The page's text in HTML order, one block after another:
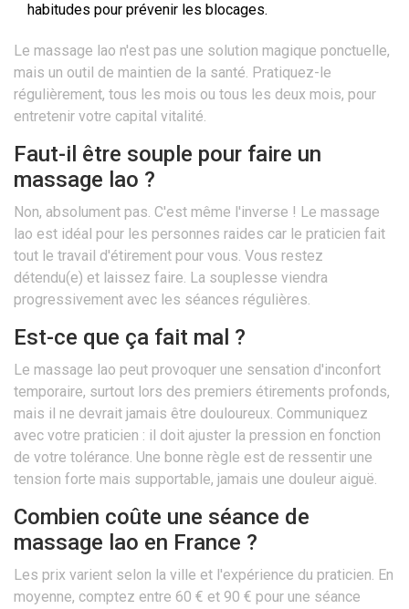
habitudes pour prévenir les blocages.
Le massage lao n'est pas une solution magique ponctuelle,
mais un outil de maintien de la santé. Pratiquez-le
régulièrement, tous les mois ou tous les deux mois, pour
entretenir votre capital vitalité.
Faut-il être souple pour faire un
massage lao ?
Non, absolument pas. C'est même l'inverse ! Le massage
lao est idéal pour les personnes raides car le praticien fait
tout le travail d'étirement pour vous. Vous restez
détendu(e) et laissez faire. La souplesse viendra
progressivement avec les séances régulières.
Est-ce que ça fait mal ?
Le massage lao peut provoquer une sensation d'inconfort
temporaire, surtout lors des premiers étirements profonds,
mais il ne devrait jamais être douloureux. Communiquez
avec votre praticien : il doit ajuster la pression en fonction
de votre tolérance. Une bonne règle est de ressentir une
tension forte mais supportable, jamais une douleur aiguë.
Combien coûte une séance de
massage lao en France ?
Les prix varient selon la ville et l'expérience du praticien. En
moyenne, comptez entre 60 € et 90 € pour une séance